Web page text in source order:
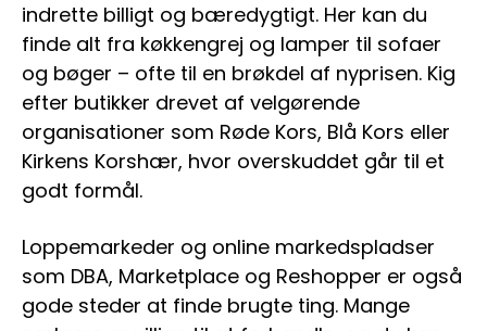
indrette billigt og bæredygtigt. Her kan du
finde alt fra køkkengrej og lamper til sofaer
og bøger – ofte til en brøkdel af nyprisen. Kig
efter butikker drevet af velgørende
organisationer som Røde Kors, Blå Kors eller
Kirkens Korshær, hvor overskuddet går til et
godt formål.
Loppemarkeder og online markedspladser
som DBA, Marketplace og Reshopper er også
gode steder at finde brugte ting. Mange